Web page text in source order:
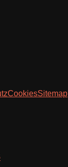
CookiesSitemap